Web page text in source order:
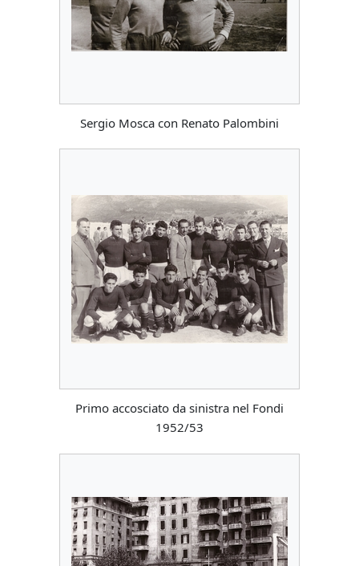
Sergio Mosca con Renato Palombini
Primo accosciato da sinistra nel Fondi
1952/53